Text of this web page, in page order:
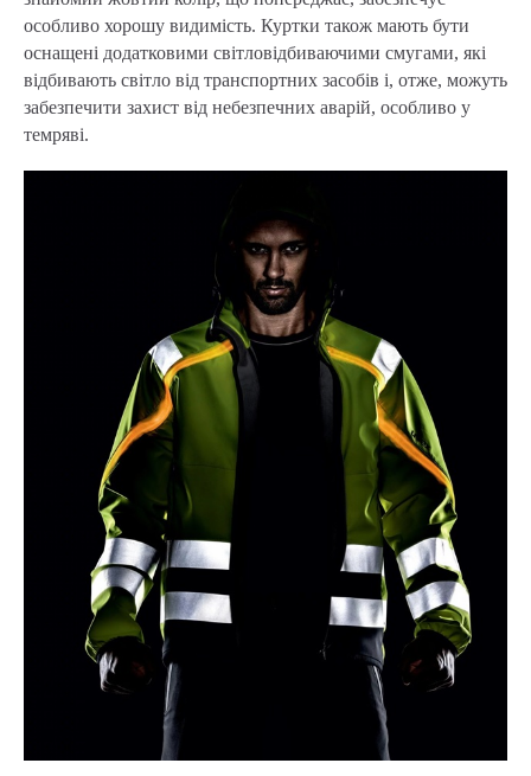
особливо хорошу видимість. Куртки також мають бути
оснащені додатковими світловідбиваючими смугами, які
відбивають світло від транспортних засобів і, отже, можуть
забезпечити захист від небезпечних аварій, особливо у
темряві.